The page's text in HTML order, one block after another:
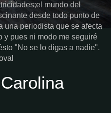
mundo del
desde todo punto de
una periodista que se afecta
y pues ni modo me seguiré
"No se lo digas a nadie".